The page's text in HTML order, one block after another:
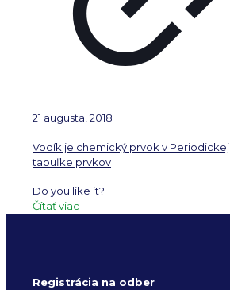
21 augusta, 2018
Vodík je chemický prvok v Periodickej
tabuľke prvkov
Do you like it?
Čítať viac
Registrácia na odber